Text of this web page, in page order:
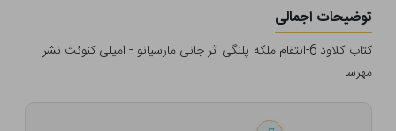
توضیحات اجمالی
کتاب کلاود 6-انتقام ملکه پلنگی اثر جانی مارسیانو - امیلی کنوئث نشر
مهرسا